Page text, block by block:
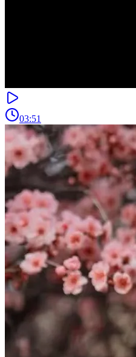
03:51